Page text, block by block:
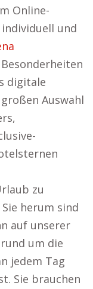
Online-
individuell und
digitale
Auswahl
zu
herum sind
auf unserer
um die
jedem Tag
Sie brauchen